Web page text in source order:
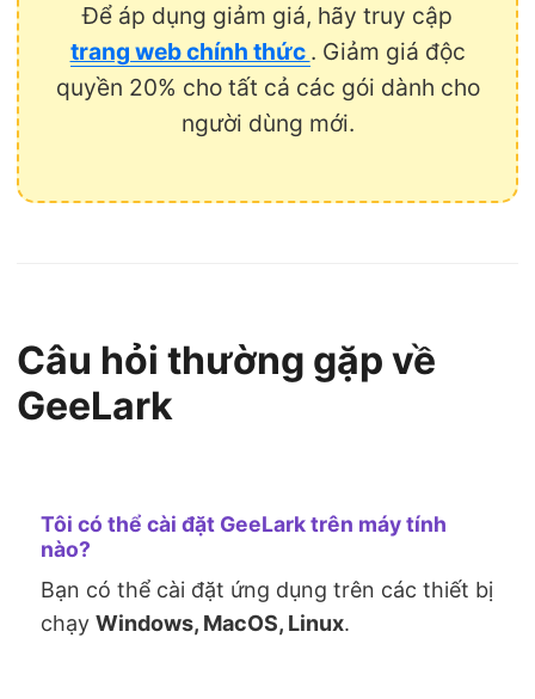
Để áp dụng giảm giá, hãy truy cập
trang web chính thức . Giảm giá độc
quyền 20% cho tất cả các gói dành cho
người dùng mới.
Câu hỏi thường gặp về
GeeLark
Tôi có thể cài đặt GeeLark trên máy tính
nào?
Bạn có thể cài đặt ứng dụng trên các thiết bị
chạy Windows, MacOS, Linux.